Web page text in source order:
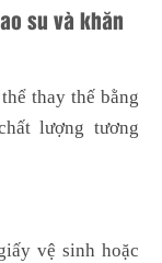
su và khăn
thay thế bằng
lượng tương
vệ sinh hoặc